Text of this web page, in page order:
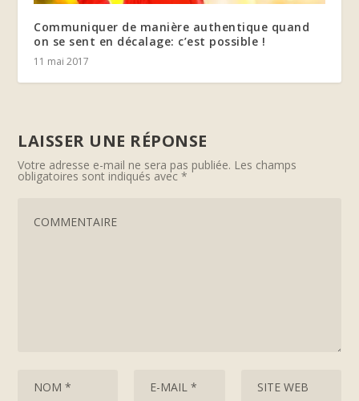
Communiquer de manière authentique quand
on se sent en décalage: c’est possible !
11 mai 2017
LAISSER UNE RÉPONSE
Votre adresse e-mail ne sera pas publiée. Les champs
obligatoires sont indiqués avec*